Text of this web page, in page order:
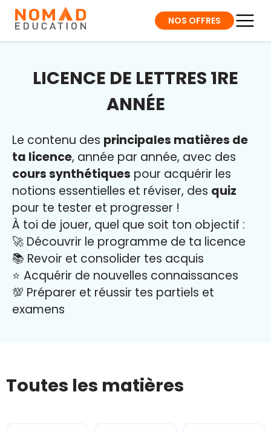
NOS OFFRES
LICENCE DE LETTRES 1RE
ANNÉE
Le contenu des principales matières de
ta licence, année par année, avec des
cours synthétiques pour acquérir les
notions essentielles et réviser, des quiz
pour te tester et progresser !
À toi de jouer, quel que soit ton objectif :
🚀 Découvrir le programme de ta licence
📚 Revoir et consolider tes acquis
⭐️ Acquérir de nouvelles connaissances
💯 Préparer et réussir tes partiels et
examens
Toutes les matières